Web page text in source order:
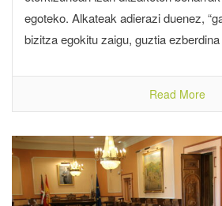
egoteko. Alkateak adierazi duenez,
bizitza egokitu zaigu, guztia ezberdina
Read More